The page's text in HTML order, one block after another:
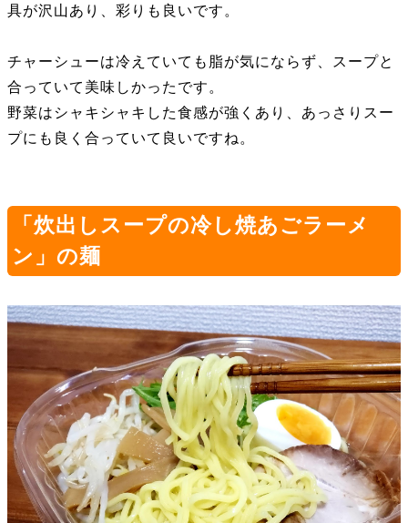
具が沢山あり、彩りも良いです。
チャーシューは冷えていても脂が気にならず、スープと
合っていて美味しかったです。
野菜はシャキシャキした食感が強くあり、あっさりスー
プにも良く合っていて良いですね。
「炊出しスープの冷し焼あごラーメ
ン」の麺